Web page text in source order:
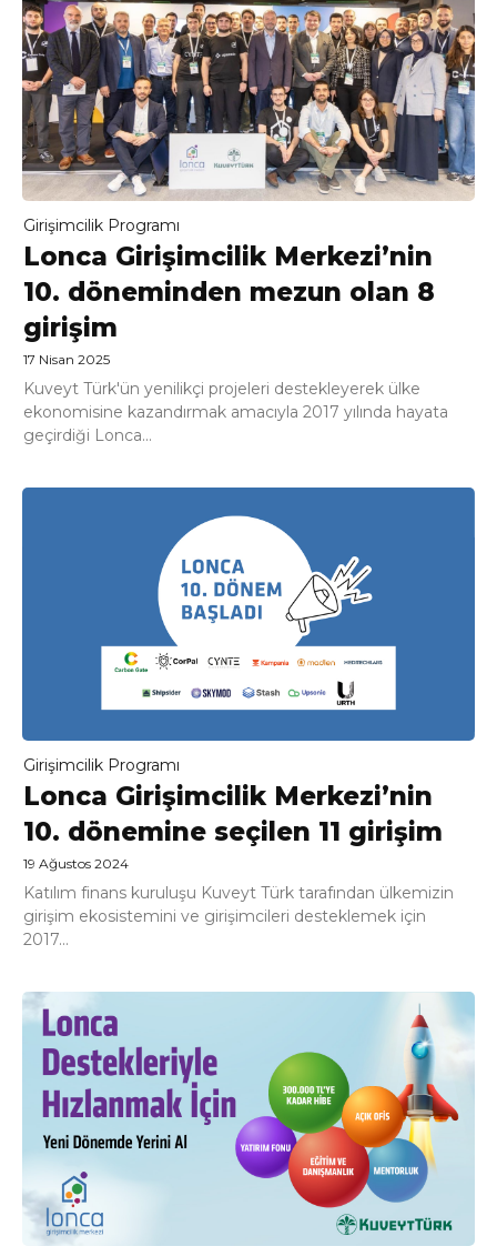
Girişimcilik Programı
Lonca Girişimcilik Merkezi’nin
10. döneminden mezun olan 8
girişim
17 Nisan 2025
Kuveyt Türk'ün yenilikçi projeleri destekleyerek ülke
ekonomisine kazandırmak amacıyla 2017 yılında hayata
geçirdiği Lonca...
Girişimcilik Programı
Lonca Girişimcilik Merkezi’nin
10. dönemine seçilen 11 girişim
19 Ağustos 2024
Katılım finans kuruluşu Kuveyt Türk tarafından ülkemizin
girişim ekosistemini ve girişimcileri desteklemek için
2017...